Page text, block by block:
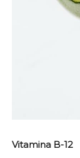
Vitamina B-12